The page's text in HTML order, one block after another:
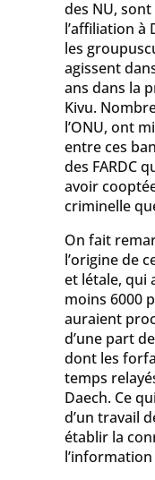
des NU,
l’affiliation à
les
agissent
ans dans la
Kivu.
l’ONU, ont
entre ces
des FARDC
avoir
criminelle
On fait
l’origine de
et létale, qui
moins 6000
auraient
d’une part
dont les
temps
Daech. Ce
d’un travail
établir la